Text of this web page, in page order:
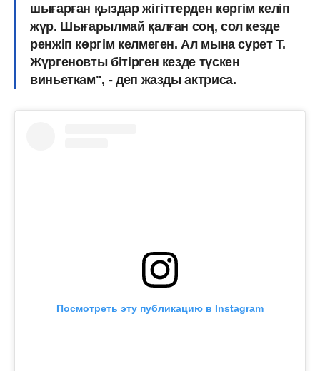
шығарған қыздар жігіттерден көргім келіп
жүр. Шығарылмай қалған соң, сол кезде
ренжіп көргім келмеген. Ал мына сурет Т.
Жүргеновты бітірген кезде түскен
виньеткам", - деп жазды актриса.
Посмотреть эту публикацию в Instagram